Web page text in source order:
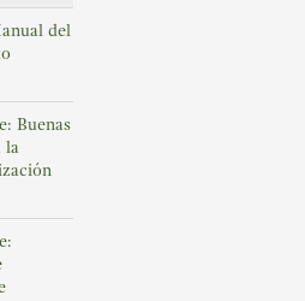
del
Buenas
la